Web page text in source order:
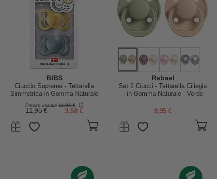
BIBS
Ciuccio Supreme - Tettarella
Simmetrica in Gomma Naturale
- Senape e Petrolio - Senza
PBA, PVC e Flatati
Prezzo iniziale11,95 €
11,95 € 3,58 €
Rebael
Set 2 Ciucci - Tettarella Ciliegia
- in Gomma Naturale - Verde
Danimarca - Senza PBA, PVC e
9,95 €